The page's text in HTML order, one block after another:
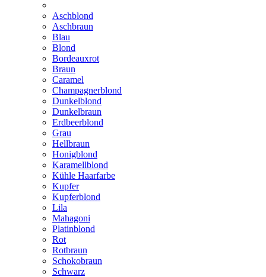
Aschblond
Aschbraun
Blau
Blond
Bordeauxrot
Braun
Caramel
Champagnerblond
Dunkelblond
Dunkelbraun
Erdbeerblond
Grau
Hellbraun
Honigblond
Karamellblond
Kühle Haarfarbe
Kupfer
Kupferblond
Lila
Mahagoni
Platinblond
Rot
Rotbraun
Schokobraun
Schwarz